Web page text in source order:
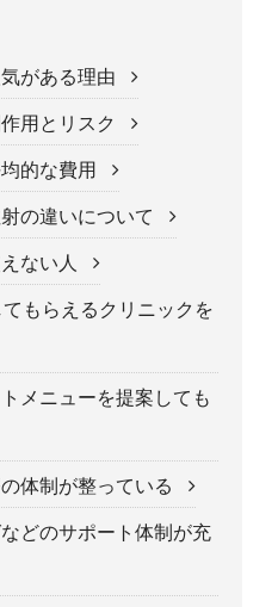
がある理由
用とリスク
的な費用
の違いについて
ない人
もらえるクリニックを
メニューを提案しても
体制が整っている
どのサポート体制が充